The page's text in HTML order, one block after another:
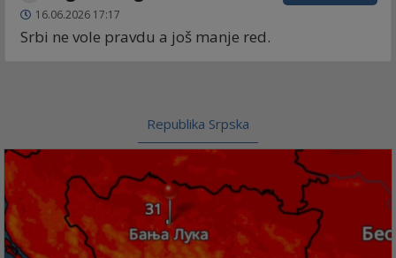
16.06.2026 17:17
Srbi ne vole pravdu a još manje red.
Republika Srpska